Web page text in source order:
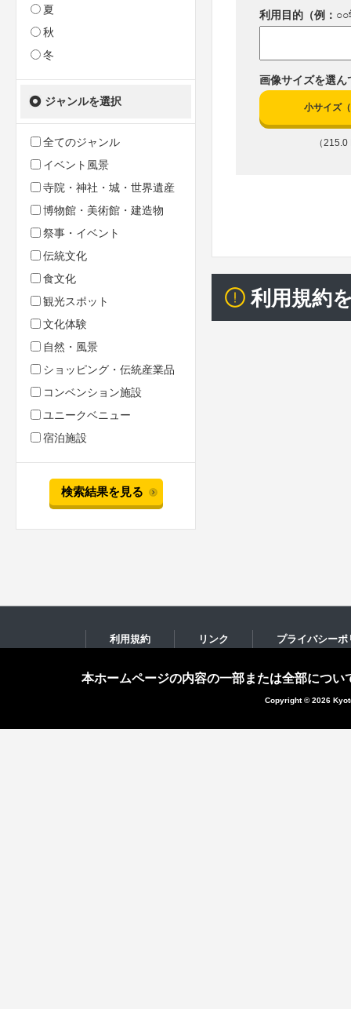
夏
秋
冬
ジャンルを選択
全てのジャンル
イベント風景
寺院・神社・城・世界遺産
博物館・美術館・建造物
祭事・イベント
伝統文化
食文化
観光スポット
文化体験
自然・風景
ショッピング・伝統産業品
コンベンション施設
ユニークベニュー
宿泊施設
検索結果を見る
利用目的（例：
画像サイズを選ん
小サイズ
（
利用規約
利用規約 リンク プライバシーポ
本ホームページの内容の一部または全部につ
Copyright © 2026